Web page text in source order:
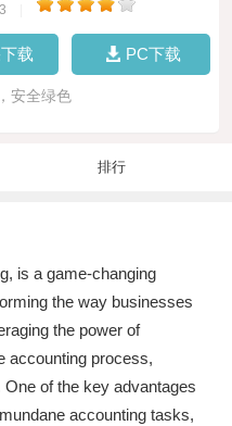
载 PC下载
安全绿色
排行
is a game-changing
the way businesses
the power of
accounting process,
of the key advantages
accounting tasks,